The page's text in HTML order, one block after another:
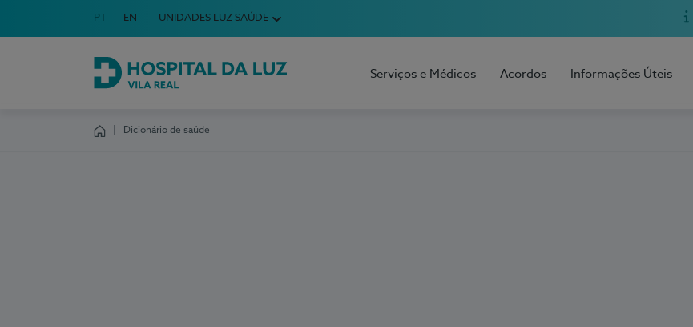
Escolha o seu idioma
Idioma em Português
PT English Language
EN UNIDADES LUZ SAÚDE
Hospital da Luz Vila Real
Serviços e Médicos Acordos Informações Úteis
Dicionário de saúde